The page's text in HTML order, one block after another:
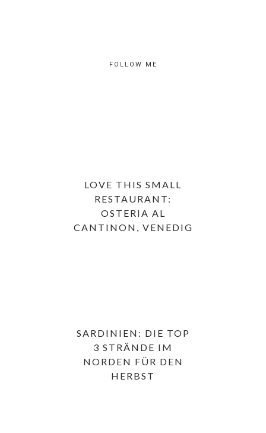
FOLLOW ME
LOVE THIS SMALL
RESTAURANT:
OSTERIA AL
CANTINON, VENEDIG
SARDINIEN: DIE TOP
3 STRÄNDE IM
NORDEN FÜR DEN
HERBST